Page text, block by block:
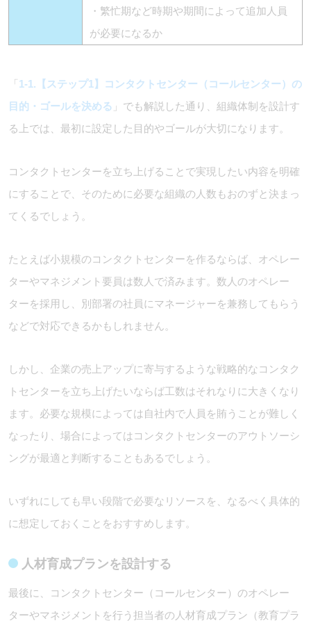
・繁忙期など時期や期間によって追加人員
が必要になるか
「 1-1.【ステップ1】コンタクトセンター（コールセンター）の
目的・ゴールを決める 」でも解説した通り、組織体制を設計す
る上では、最初に設定した目的やゴールが大切になります。
コンタクトセンターを立ち上げることで実現したい内容を明確
にすることで、そのために必要な組織の人数もおのずと決まっ
てくるでしょう。
たとえば小規模のコンタクトセンターを作るならば、オペレー
ターやマネジメント要員は数人で済みます。数人のオペレー
ターを採用し、別部署の社員にマネージャーを兼務してもらう
などで対応できるかもしれません。
しかし、企業の売上アップに寄与するような戦略的なコンタク
トセンターを立ち上げたいならば工数はそれなりに大きくなり
ます。必要な規模によっては自社内で人員を賄うことが難しく
なったり、場合によってはコンタクトセンターのアウトソーシ
ングが最適と判断することもあるでしょう。
いずれにしても早い段階で必要なリソースを、なるべく具体的
に想定しておくことをおすすめします。
人材育成プランを設計する
最後に、コンタクトセンター（コールセンター）のオペレー
ターやマネジメントを行う担当者の人材育成プラン（教育プラ